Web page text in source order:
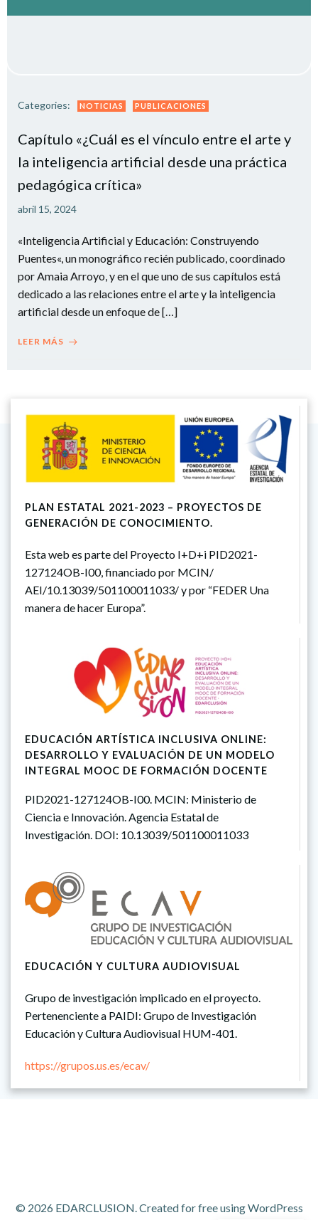
Categories: NOTICIAS PUBLICACIONES
Capítulo «¿Cuál es el vínculo entre el arte y
la inteligencia artificial desde una práctica
pedagógica crítica»
abril 15, 2024
«Inteligencia Artificial y Educación: Construyendo
Puentes«, un monográfico recién publicado, coordinado
por Amaia Arroyo, y en el que uno de sus capítulos está
dedicado a las relaciones entre el arte y la inteligencia
artificial desde un enfoque de […]
LEER MÁS
PLAN ESTATAL 2021-2023 – PROYECTOS DE
GENERACIÓN DE CONOCIMIENTO.
Esta web es parte del Proyecto I+D+i PID2021-
127124OB-I00, financiado por MCIN/
AEI/10.13039/501100011033/ y por “FEDER Una
manera de hacer Europa”.
EDUCACIÓN ARTÍSTICA INCLUSIVA ONLINE:
DESARROLLO Y EVALUACIÓN DE UN MODELO
INTEGRAL MOOC DE FORMACIÓN DOCENTE
PID2021-127124OB-I00. MCIN: Ministerio de
Ciencia e Innovación. Agencia Estatal de
Investigación. DOI: 10.13039/501100011033
EDUCACIÓN Y CULTURA AUDIOVISUAL
Grupo de investigación implicado en el proyecto.
Pertenenciente a PAIDI: Grupo de Investigación
Educación y Cultura Audiovisual HUM-401.
https://grupos.us.es/ecav/
© 2026 EDARCLUSION. Created for free using WordPress